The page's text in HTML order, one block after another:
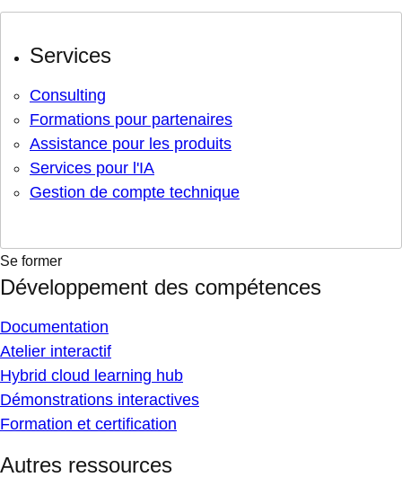
Services
Consulting
Formations pour partenaires
Assistance pour les produits
Services pour l'IA
Gestion de compte technique
Se former
Développement des compétences
Documentation
Atelier interactif
Hybrid cloud learning hub
Démonstrations interactives
Formation et certification
Autres ressources